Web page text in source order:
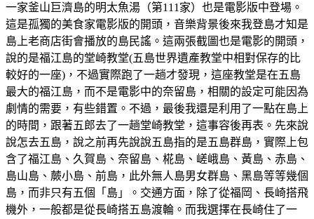
一家釜山巨濟島的明太魚湯（第111家）也是電影版中登場。
這是孤獨的美食家電影版的開頭，音樂背景後來我登島才知是
島上老商店街會播放的島民謠。這兩張截圖也是電影的開頭，
說的是福江島的堂崎教堂(五島世界遺產教堂中相對保存的比
較好的一座)，不過實際跑了一趟才發現，這座教堂是在五島
最大的福江島，而不是電影中的奈留島，相關的設定可能因為
劇情的需要，有些錯置。不過，最後我還是利用了一點在島上
的時間，跟著五郎去了一趟堂崎教堂，這事容後再表。先來說
說怎去五島，說之前再先說說五島指的是五島群島，實際上包
含了福江島、久賀島、奈留島、椛島、嵯峨島、黃島、赤島、
島山島、蕨小島、前島，此外無人島男女群島、黑島等等幾個
島，而非只有五個「島」。交通方面，除了從福岡、長崎搭飛
機外，一般都是從長崎搭五島渡輪。而我選擇在長崎住了一